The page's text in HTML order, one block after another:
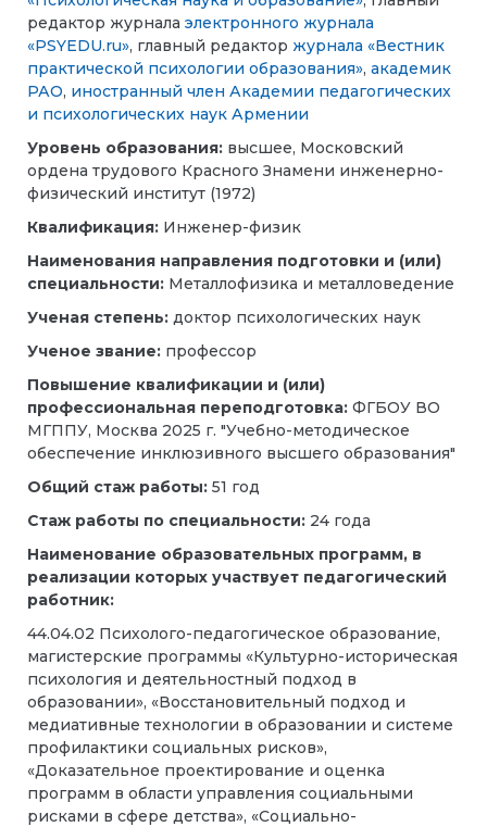
редактор журнала электронного журнала
«PSYEDU.ru», главный редактор журнала «Вестник
практической психологии образования», академик
РАО, иностранный член Академии педагогических
и психологических наук Армении
Уровень образования: высшее, Московский
ордена трудового Красного Знамени инженерно-
физический институт (1972)
Квалификация: Инженер-физик
Наименования направления подготовки и (или)
специальности: Металлофизика и металловедение
Ученая степень: доктор психологических наук
Ученое звание: профессор
Повышение квалификации и (или)
профессиональная переподготовка: ФГБОУ ВО
МГППУ, Москва 2025 г. "Учебно-методическое
обеспечение инклюзивного высшего образования"
Общий стаж работы: 51 год
Стаж работы по специальности: 24 года
Наименование образовательных программ, в
реализации которых участвует педагогический
работник:
44.04.02 Психолого-педагогическое образование,
магистерские программы «Культурно-историческая
психология и деятельностный подход в
образовании», «Восстановительный подход и
медиативные технологии в образовании и системе
профилактики социальных рисков»,
«Доказательное проектирование и оценка
программ в области управления социальными
рисками в сфере детства», «Социально-